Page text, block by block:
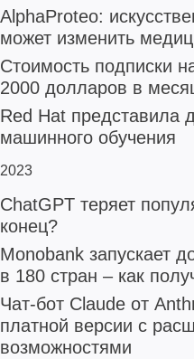
AlphaProteo:
может изменить
Стоимость подписки
2000 долларов в
Red Hat представила
машинного обучения
2023
ChatGPT теряет
конец?
Monobank запускает
в 180 стран – как
Чат-бот Claude от
платной версии с
возможностями